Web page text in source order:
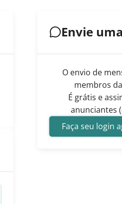
Envie
O envio de
membros
É grátis e
anunciantes
Faça seu login